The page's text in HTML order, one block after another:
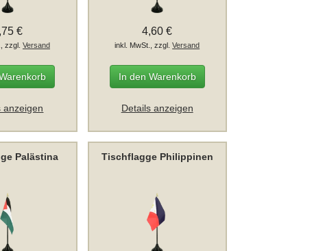
€
zzgl. Versand
anzeigen
4,60 €
inkl. MwSt., zzgl.Versand
In den Warenkorb
Details anzeigen
Palästina Tischflagge Philippinen